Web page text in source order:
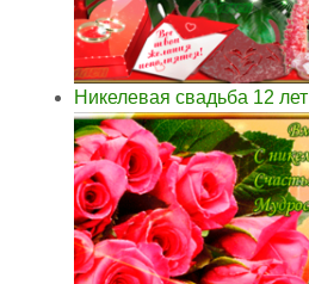
Никелевая свадьба 12 лет